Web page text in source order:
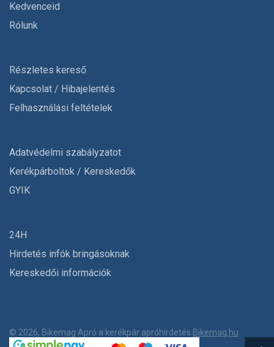
Kedvenceid
Rólunk
Részletes kereső
Kapcsolat / Hibajelentés
Felhasználási feltételek
Adatvédelmi szabályzatot
Kerékpárboltok / Kereskedők
GYIK
24H
Hirdetés infók bringásoknak
Kereskedői információk
© 2026, Bikemag Apró a kerékpár apróhirdetés Bikemag.hu